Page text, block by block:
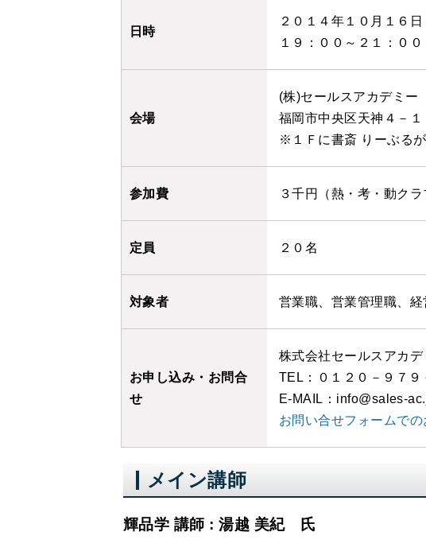
日時
２０１４年１０月１６日
１９：００～２１：００
会場
(株)セールスアカデミ
福岡市中央区天神４－
※１Ｆに書斎 りーぶる
参加費 ３千円（熱・考・動クラ
定員 ２０名
対象者 営業職、営業管理職、経
お申し込み・お問合
せ
株式会社セールスアカデ
TEL：０１２０－９７９
E-MAIL：info@sales-
お問い合せフォームで
メイン講師
輝品学 講師 : 湯越 美紀 氏